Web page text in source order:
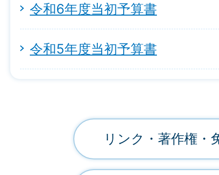
令和6年度当初予算書
令和5年度当初予算書
リンク・著作権・